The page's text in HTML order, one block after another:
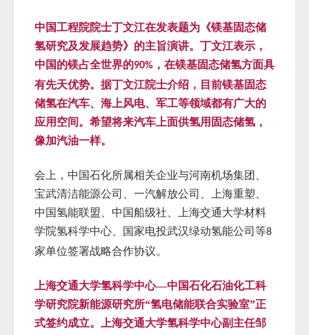
中国工程院院士丁文江在发表题为《镁基固态储
氢研究及发展趋势》的主旨演讲。丁文江表示，
中国的镁占全世界的90% ，在镁基固态储氢方面具
有先天优势。据丁文江院士介绍，目前镁基固态
储氢在汽车、海上风电、军工等领域都有广大的
应用空间。希望将来汽车上面供氢用固态储氢，
像加汽油一样。
会上，中国石化所属相关企业与河南机场集团、
宝武清洁能源公司、一汽解放公司、上海重塑、
中国氢能联盟、中国船级社、上海交通大学材料
学院氢科学中心、国家电投武汉绿动氢能公司等8
家单位签署战略合作协议。
上海交通大学氢科学中心—中国石化石油化工科
学研究院新能源研究所“氢电储能联合实验室”正
式签约成立。上海交通大学氢科学中心副主任邹